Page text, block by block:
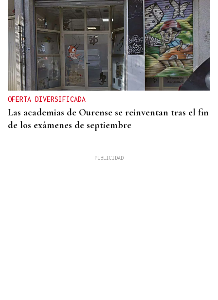
OFERTA DIVERSIFICADA
Las academias de Ourense se reinventan tras el fin
de los exámenes de septiembre